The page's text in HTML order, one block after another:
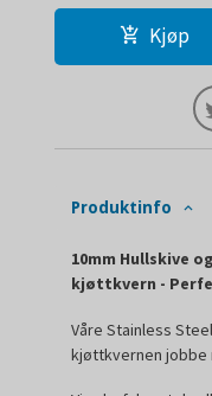
Kjøp
Produktinfo
10mm Hullskive
kjøttkvern -
Våre Stainless
kjøttkvernen